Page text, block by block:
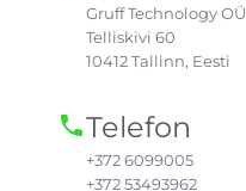
Gruff Technology OÜ
Telliskivi 60
10412 Tallinn, Eesti
phoneTelefon
+372 6099005
+372 53493962